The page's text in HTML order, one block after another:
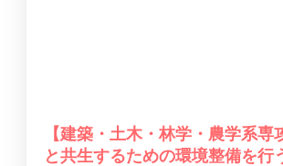
【建築・土木・林学・農学系
と共生するための環境整備を行